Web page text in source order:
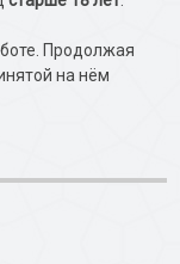
Продолжая
на нём